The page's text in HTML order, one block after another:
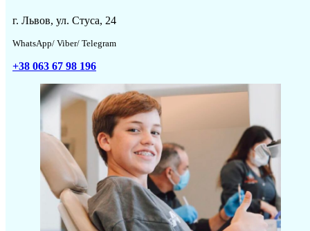
г. Львов, ул. Стуса, 24
WhatsApp/ Viber/ Telegram
+38 063 67 98 196